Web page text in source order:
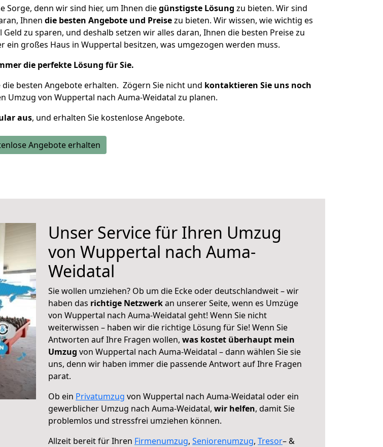
denn wir sind hier, um Ihnen diegünstigste Lösung zu bieten. Wir sind
Ihnen die besten Angebote und Preisezu bieten. Wir wissen, wie wichtig es
zu sparen, und deshalb setzen wir alles daran, Ihnen die besten Preise zu
ein großes Haus in Wuppertal besitzen, was umgezogen werden muss.
die perfekte Lösung für Sie.
besten Angebote erhalten. Zögern Sie nicht und kontaktieren Sie uns noch
Umzug von Wuppertal nach Auma-Weidatal zu planen.
aus, und erhalten Sie kostenlose Angebote.
Angebote erhalten
Unser Service für Ihren Umzug
von Wuppertal nach Auma-
Weidatal
Sie wollen umziehen? Ob um die Ecke oder deutschlandweit – wir
haben das richtige Netzwerkan unserer Seite, wenn es Umzüge
von Wuppertal nach Auma-Weidatal geht! Wenn Sie nicht
weiterwissen – haben wir die richtige Lösung für Sie! Wenn Sie
Antworten auf Ihre Fragen wollen, was kostet überhaupt mein
Umzug von Wuppertal nach Auma-Weidatal – dann wählen Sie sie
uns, denn wir haben immer die passende Antwort auf Ihre Fragen
parat.
Ob ein Privatumzug von Wuppertal nach Auma-Weidatal oder ein
gewerblicher Umzug nach Auma-Weidatal, wir helfen, damit Sie
problemlos und stressfrei umziehen können.
Allzeit bereit für Ihren Firmenumzug, Seniorenumzug, Tresor– &